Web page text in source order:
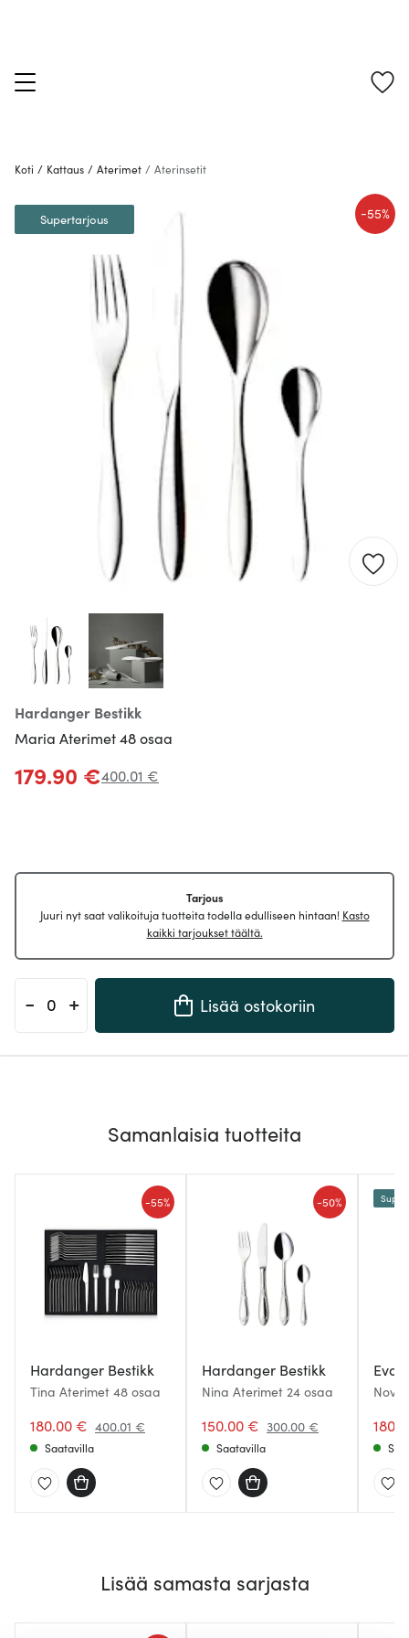
Koti / Kattaus / Aterimet / Aterinsetit
Hardanger Bestikk
Maria Aterimet 48 osaa
-55%
Supertarjous
179.90 €400.01 €
Tarjous
Juuri nyt saat valikoituja tuotteita todella edulliseen hintaan! Kasto
kaikki tarjoukset täältä.
- + Lisää ostokoriin
Samanlaisia tuotteita
Hardanger Bestikk
Tina Aterimet 48 osaa
180.00 € 400.01 €
-55%
Saatavilla
Hardanger Bestikk
Nina Aterimet 24 osaa
150.00 € 300.00 €
-50%
Saatavilla
Eva
Nova
Lisää samasta sarjasta